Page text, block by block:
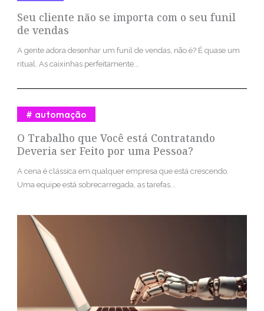
Seu cliente não se importa com o seu funil
de vendas
A gente adora desenhar um funil de vendas, não é? É quase um
ritual. As caixinhas perfeitamente...
O Trabalho que Você está Contratando
Deveria ser Feito por uma Pessoa?
automação
A cena é clássica em qualquer empresa que está crescendo.
Uma equipe está sobrecarregada, as tarefas...